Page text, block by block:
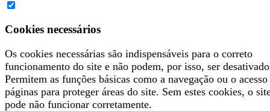
Cookies necessários
Os cookies necessárias são indispensáveis para o correto
funcionamento do site e não podem, por isso, ser
Permitem as funções básicas como a navegação ou o acesso
páginas para proteger áreas do site. Sem estes cookies, o
pode não funcionar corretamente.